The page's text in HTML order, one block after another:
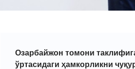
Озарбайжон томони
ўртасидаги ҳамкорликни